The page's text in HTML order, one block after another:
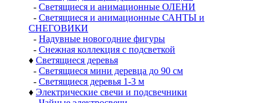
- Светящиеся и анимационные ОЛЕНИ
- Светящиеся и анимационные САНТЫ и
СНЕГОВИКИ
- Надувные новогодние фигуры
- Снежная коллекция с подсветкой
♦ Светящиеся деревья
- Светящиеся мини деревца до 90 см
- Светящиеся деревья 1-3 м
♦ Электрические свечи и подсвечники